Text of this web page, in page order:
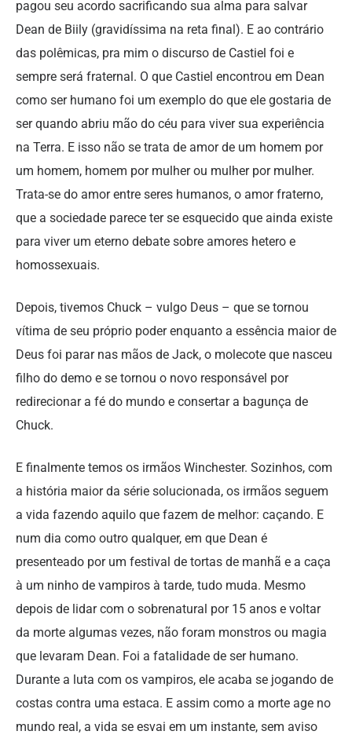
pagou seu acordo sacrificando sua alma para salvar
Dean de Biily (gravidíssima na reta final). E ao contrário
das polêmicas, pra mim o discurso de Castiel foi e
sempre será fraternal. O que Castiel encontrou em Dean
como ser humano foi um exemplo do que ele gostaria de
ser quando abriu mão do céu para viver sua experiência
na Terra. E isso não se trata de amor de um homem por
um homem, homem por mulher ou mulher por mulher.
Trata-se do amor entre seres humanos, o amor fraterno,
que a sociedade parece ter se esquecido que ainda existe
para viver um eterno debate sobre amores hetero e
homossexuais.
Depois, tivemos Chuck – vulgo Deus – que se tornou
vítima de seu próprio poder enquanto a essência maior de
Deus foi parar nas mãos de Jack, o molecote que nasceu
filho do demo e se tornou o novo responsável por
redirecionar a fé do mundo e consertar a bagunça de
Chuck.
E finalmente temos os irmãos Winchester. Sozinhos, com
a história maior da série solucionada, os irmãos seguem
a vida fazendo aquilo que fazem de melhor: caçando. E
num dia como outro qualquer, em que Dean é
presenteado por um festival de tortas de manhã e a caça
à um ninho de vampiros à tarde, tudo muda. Mesmo
depois de lidar com o sobrenatural por 15 anos e voltar
da morte algumas vezes, não foram monstros ou magia
que levaram Dean. Foi a fatalidade de ser humano.
Durante a luta com os vampiros, ele acaba se jogando de
costas contra uma estaca. E assim como a morte age no
mundo real, a vida se esvai em um instante, sem aviso